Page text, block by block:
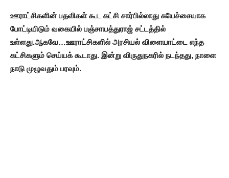
ஊராட்சிகளின் பதவிகள் கூட கட்சி சார்பில்லாது சுயேச்சையாக
போட்டியிடும் வகையில் பஞ்சாயத்துராஜ் சட்டத்தில்
உள்ளது.ஆகவே…ஊராட்சிகளில் அரசியல் விளையாட்டை எந்த
கட்சிகளும் செய்யக் கூடாது. இன்று விருதுநகரில் நடந்தது, நாளை
நாடு முழுவதும் பரவும்.